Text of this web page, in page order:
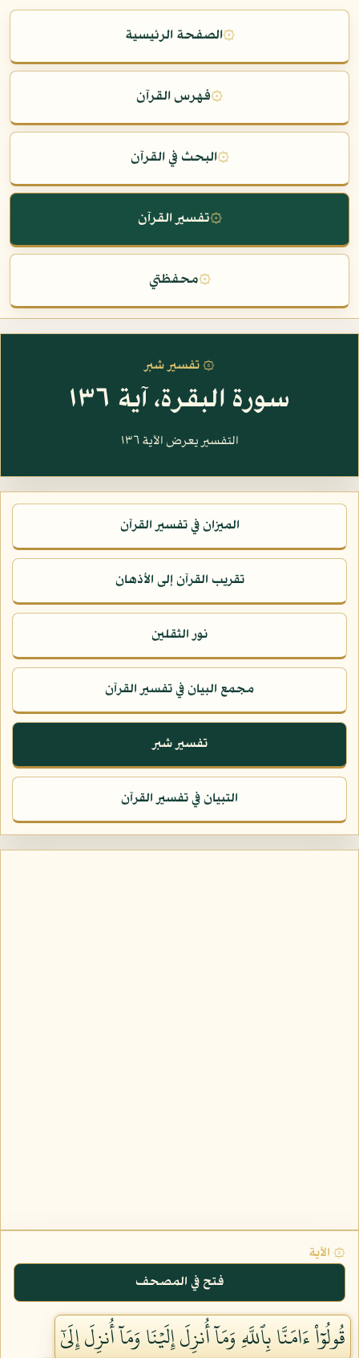
۞الصفحة الرئيسية
۞فهرس القرآن
۞البحث في القرآن
۞تفسير القرآن
۞محفظتي
۞ تفسير شبر
سورة البقرة، آية ١٣٦
التفسير يعرض الآية ١٣٦
الميزان في تفسير القرآن
تقريب القرآن إلى الأذهان
نور الثقلين
مجمع البيان في تفسير القرآن
تفسير شبر
التبيان في تفسير القرآن
۞ الآية
فتح في المصحف
قُولُوٓاْ ءَامَنَّا بِٱللَّهِ وَمَآ أُنزِلَ إِلَيۡنَا وَمَآ أُنزِلَ إِلَىٰٓ